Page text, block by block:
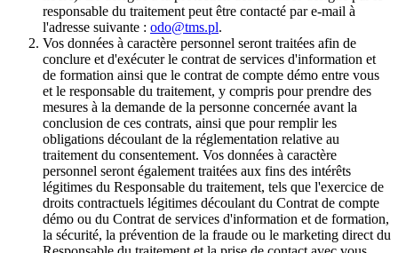
responsable du traitement peut être contacté par e-mail à
l'adresse suivante : odo@tms.pl.
Vos données à caractère personnel seront traitées afin de
conclure et d'exécuter le contrat de services d'information et
de formation ainsi que le contrat de compte démo entre vous
et le responsable du traitement, y compris pour prendre des
mesures à la demande de la personne concernée avant la
conclusion de ces contrats, ainsi que pour remplir les
obligations découlant de la réglementation relative au
traitement du consentement. Vos données à caractère
personnel seront également traitées aux fins des intérêts
légitimes du Responsable du traitement, tels que l'exercice de
droits contractuels légitimes découlant du Contrat de compte
démo ou du Contrat de services d'information et de formation,
la sécurité, la prévention de la fraude ou le marketing direct du